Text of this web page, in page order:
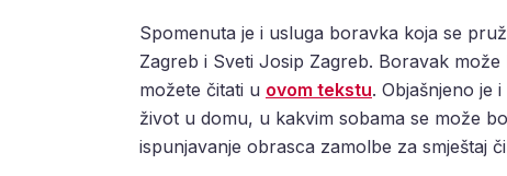
Spomenuta je i usluga boravka koja se
Zagreb i Sveti Josip Zagreb. Boravak
možete čitati u ovom tekstu. Objašnjeno je
život u domu, u kakvim sobama se može
ispunjavanje obrasca zamolbe za smještaj